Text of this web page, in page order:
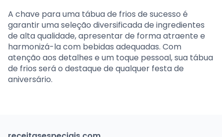
A chave para uma tábua de frios de sucesso é
garantir uma seleção diversificada de ingredientes
de alta qualidade, apresentar de forma atraente e
harmonizá-la com bebidas adequadas. Com
atenção aos detalhes e um toque pessoal, sua tábua
de frios será o destaque de qualquer festa de
aniversário.